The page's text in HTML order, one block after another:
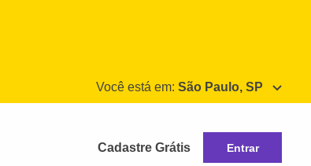
Você está em: São Paulo, SP
Cadastre Grátis Entrar